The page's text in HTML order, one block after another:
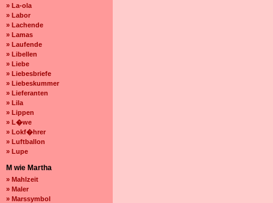
» La-ola
» Labor
» Lachende
» Lamas
» Laufende
» Libellen
» Liebe
» Liebesbriefe
» Liebeskummer
» Lieferanten
» Lila
» Lippen
» L�we
» Lokf�hrer
» Luftballon
» Lupe
M wie Martha
» Mahlzeit
» Maler
» Marssymbol